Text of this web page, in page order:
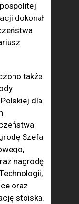
dokonał
także
dla
Szefa
nagrodę
oraz
stoiska.